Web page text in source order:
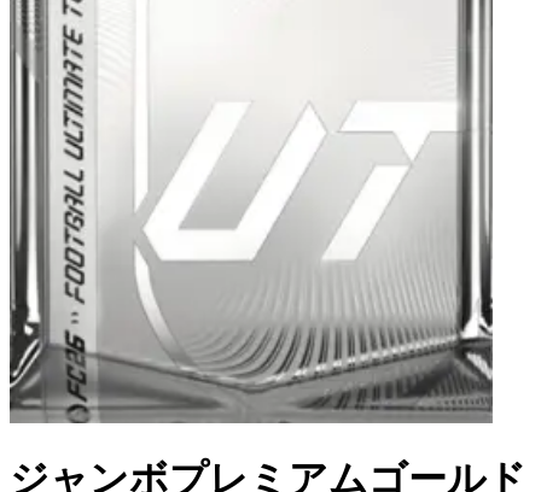
ジャンボプレミアムゴールド